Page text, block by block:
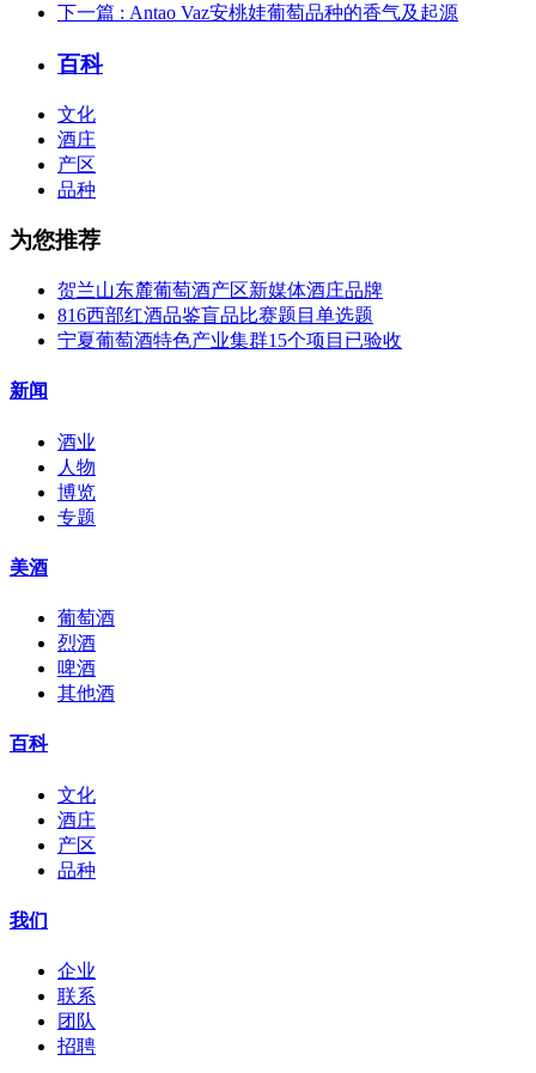
下一篇 : Antao Vaz安桃娃葡萄品种的香气及起源
百科
文化
酒庄
产区
品种
为您推荐
贺兰山东麓葡萄酒产区新媒体酒庄品牌
816西部红酒品鉴盲品比赛题目单选题
宁夏葡萄酒特色产业集群15个项目已验收
新闻
酒业
人物
博览
专题
美酒
葡萄酒
烈酒
啤酒
其他酒
百科
文化
酒庄
产区
品种
我们
企业
联系
团队
招聘